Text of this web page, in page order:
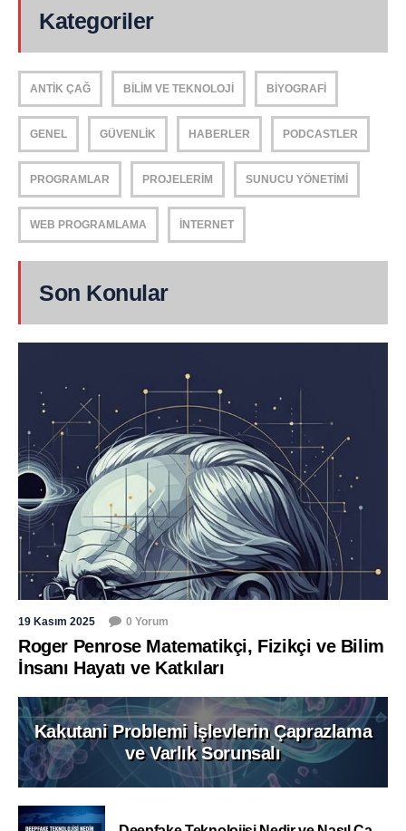
Kategoriler
ANTIK ÇAĞ BILIM VE TEKNOLOJI BIYOGRAFI
GENEL GÜVENLIK HABERLER PODCASTLER
PROGRAMLAR PROJELERIM SUNUCU YÖNETIMI
WEB PROGRAMLAMA İNTERNET
Son Konular
19 Kasım 2025 0 Yorum
Roger Penrose Matematikçi, Fizikçi ve Bilim
İnsanı Hayatı ve Katkıları
Kakutani Problemi İşlevlerin Çaprazlama
ve Varlık Sorunsalı